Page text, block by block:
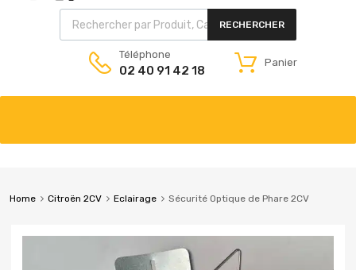
RECHERCHER
Téléphone
02 40 91 42 18
Panier
Home Citroën 2CV Eclairage Sécurité Optique de Phare 2CV